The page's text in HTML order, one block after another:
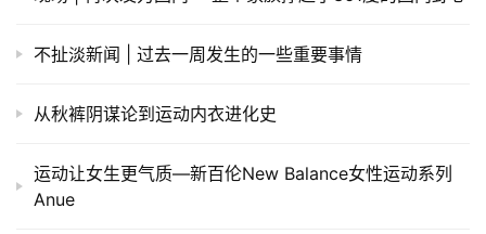
不扯淡新闻 | 过去一周发生的一些重要事情
​从秋裤阴谋论到运动内衣进化史
运动让女生更气质—新百伦New Balance女性运动系列
Anue